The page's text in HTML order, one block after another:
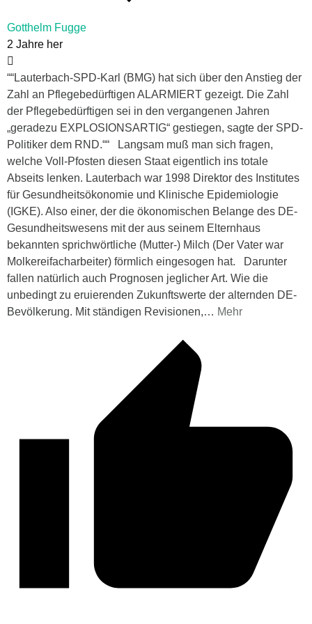
Gotthelm Fugge
2 Jahre her
““Lauterbach-SPD-Karl (BMG) hat sich über den Anstieg der
Zahl an Pflegebedürftigen ALARMIERT gezeigt. Die Zahl
der Pflegebedürftigen sei in den vergangenen Jahren
„geradezu EXPLOSIONSARTIG“ gestiegen, sagte der SPD-
Politiker dem RND.““ Langsam muß man sich fragen,
welche Voll-Pfosten diesen Staat eigentlich ins totale
Abseits lenken. Lauterbach war 1998 Direktor des Institutes
für Gesundheitsökonomie und Klinische Epidemiologie
(IGKE). Also einer, der die ökonomischen Belange des DE-
Gesundheitswesens mit der aus seinem Elternhaus
bekannten sprichwörtliche (Mutter-) Milch (Der Vater war
Molkereifacharbeiter) förmlich eingesogen hat. Darunter
fallen natürlich auch Prognosen jeglicher Art. Wie die
unbedingt zu eruierenden Zukunftswerte der alternden DE-
Bevölkerung. Mit ständigen Revisionen,… Mehr